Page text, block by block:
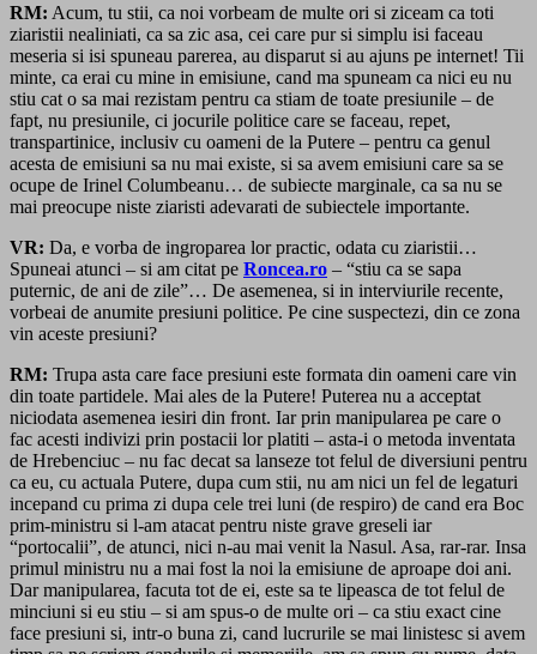
RM: Acum, tu stii, ca noi vorbeam de multe ori si ziceam ca toti
ziaristii nealiniati, ca sa zic asa, cei care pur si simplu isi faceau
meseria si isi spuneau parerea, au disparut si au ajuns pe internet! Tii
minte, ca erai cu mine in emisiune, cand ma spuneam ca nici eu nu
stiu cat o sa mai rezistam pentru ca stiam de toate presiunile – de
fapt, nu presiunile, ci jocurile politice care se faceau, repet,
transpartinice, inclusiv cu oameni de la Putere – pentru ca genul
acesta de emisiuni sa nu mai existe, si sa avem emisiuni care sa se
ocupe de Irinel Columbeanu… de subiecte marginale, ca sa nu se
mai preocupe niste ziaristi adevarati de subiectele importante.
VR: Da, e vorba de ingroparea lor practic, odata cu ziaristii…
Spuneai atunci – si am citat pe Roncea.ro – “stiu ca se sapa
puternic, de ani de zile”… De asemenea, si in interviurile recente,
vorbeai de anumite presiuni politice. Pe cine suspectezi, din ce zona
vin aceste presiuni?
RM: Trupa asta care face presiuni este formata din oameni care vin
din toate partidele. Mai ales de la Putere! Puterea nu a acceptat
niciodata asemenea iesiri din front. Iar prin manipularea pe care o
fac acesti indivizi prin postacii lor platiti – asta-i o metoda inventata
de Hrebenciuc – nu fac decat sa lanseze tot felul de diversiuni pentru
ca eu, cu actuala Putere, dupa cum stii, nu am nici un fel de legaturi
incepand cu prima zi dupa cele trei luni (de respiro) de cand era Boc
prim-ministru si l-am atacat pentru niste grave greseli iar
“portocalii”, de atunci, nici n-au mai venit la Nasul. Asa, rar-rar. Insa
primul ministru nu a mai fost la noi la emisiune de aproape doi ani.
Dar manipularea, facuta tot de ei, este sa te lipeasca de tot felul de
minciuni si eu stiu – si am spus-o de multe ori – ca stiu exact cine
face presiuni si, intr-o buna zi, cand lucrurile se mai linistesc si avem